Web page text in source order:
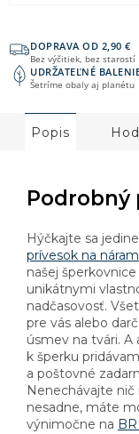
DOPRAVA OD 2,90 €
Bez výčitiek, bez starostí
UDRŽATEĽNÉ
Šetríme obaly aj planétu
Popis
Podrobný
Hýčkajte sa
prívesok na
našej
unikátnymi
nadčasovosť.
pre vás alebo
úsmev na tvári. A
k šperku
a poštovné
Nenechávajte nič
nesadne, máte
výnimočne na